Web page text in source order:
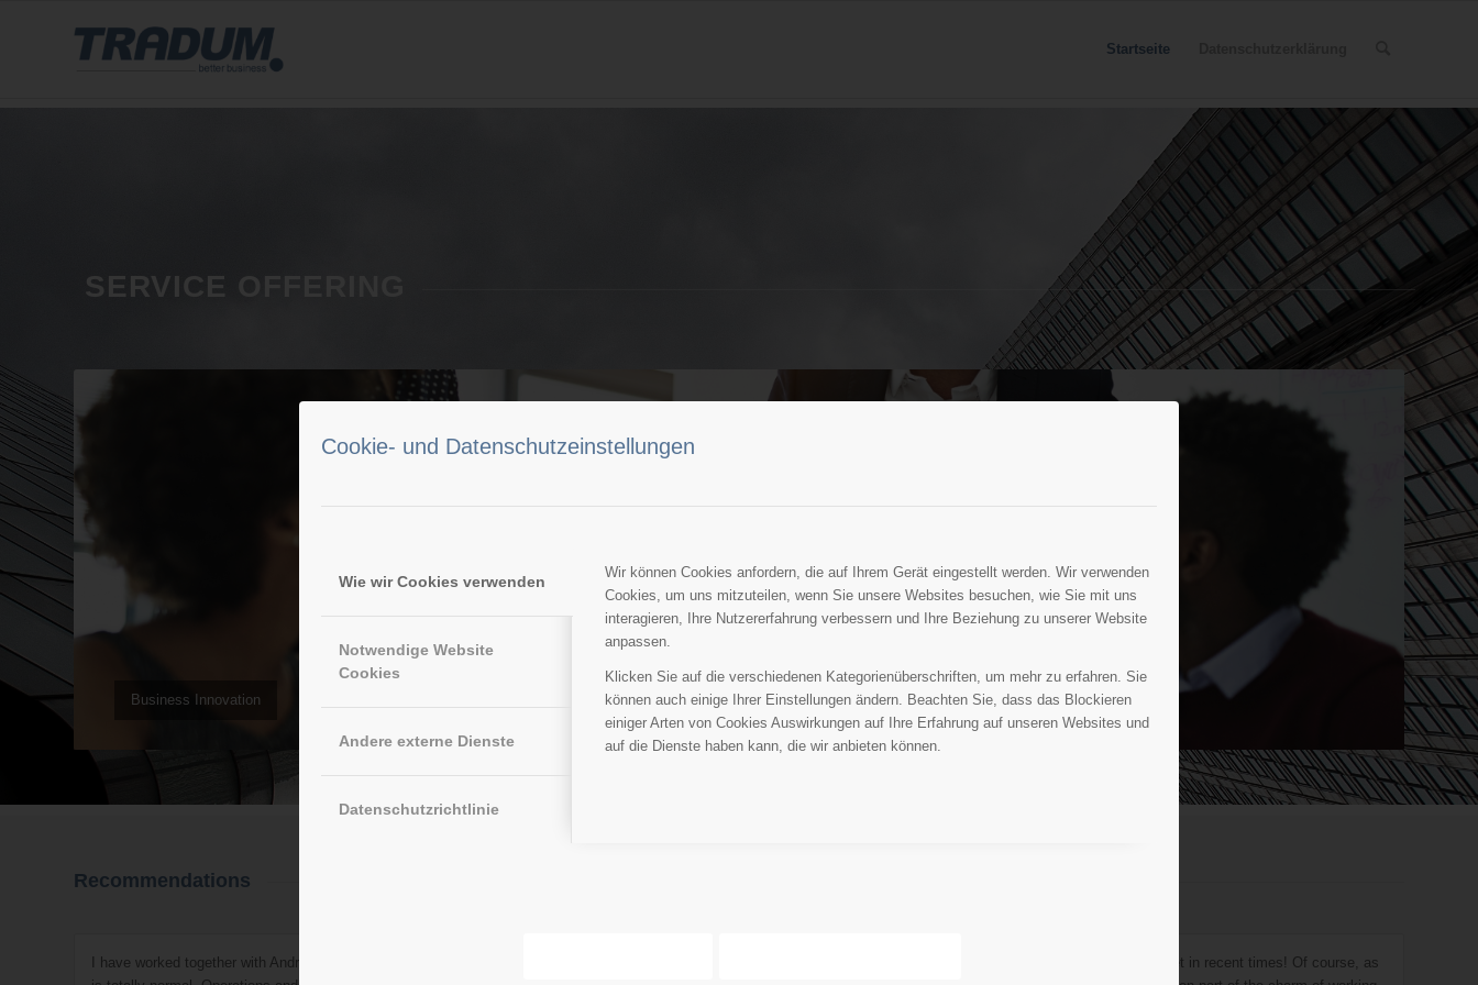
Cookie- und Datenschutzeinstellungen
Wie wir Cookies verwenden
Notwendige Website
Cookies
Andere externe Dienste
Datenschutzrichtlinie
Wir können Cookies anfordern, die auf Ihrem Gerät eingestellt werden. Wir verwenden
Cookies, um uns mitzuteilen, wenn Sie unsere Websites besuchen, wie Sie mit uns
interagieren, Ihre Nutzererfahrung verbessern und Ihre Beziehung zu unserer Website
anpassen.
Klicken Sie auf die verschiedenen Kategorienüberschriften, um mehr zu erfahren. Sie
können auch einige Ihrer Einstellungen ändern. Beachten Sie, dass das Blockieren
einiger Arten von Cookies Auswirkungen auf Ihre Erfahrung auf unseren Websites und
auf die Dienste haben kann, die wir anbieten können.
Startseite
SERVICE OFFERING
Business Innovation
Recommendations
I have worked together with Andre on quite a few projects recently and I have no qualms about saying that he is one of the most industrious Sales Professionals I have met in recent times! Of course, as